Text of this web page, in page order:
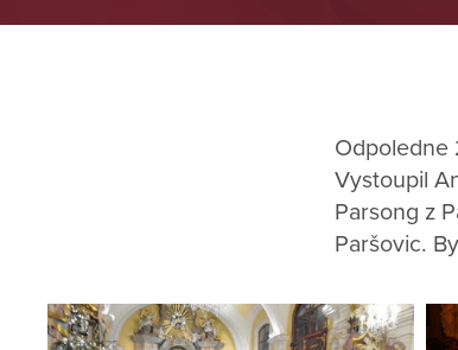
Odpoledne
Vystoupil
Parsong z
Paršovic.